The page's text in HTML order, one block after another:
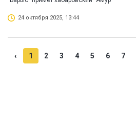
24 октября 2025, 13:44
‹ 1 2 3 4 5 6 7